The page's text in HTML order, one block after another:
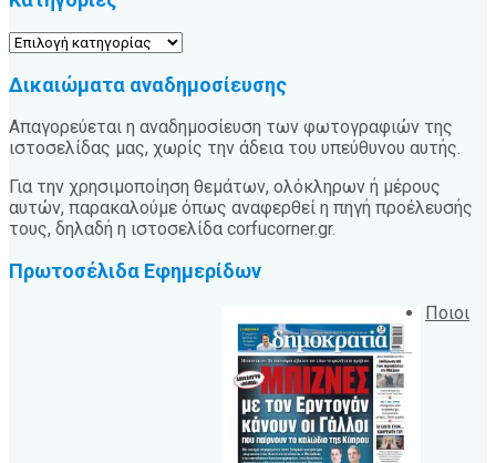
Κατηγορίες
Δικαιώματα αναδημοσίευσης
Απαγορεύεται η αναδημοσίευση των φωτογραφιών της
ιστοσελίδας μας, χωρίς την άδεια του υπεύθυνου αυτής.
Για την χρησιμοποίηση θεμάτων, ολόκληρων ή μέρους
αυτών, παρακαλούμε όπως αναφερθεί η πηγή προέλευσής
τους, δηλαδή η ιστοσελίδα corfucorner.gr.
Πρωτοσέλιδα Εφημερίδων
Ποιοι